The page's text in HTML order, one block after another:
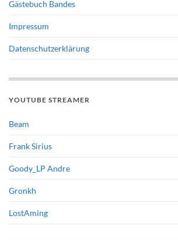
Gästebuch Bandes
Impressum
Datenschutzerklärung
YOUTUBE STREAMER
Beam
Frank Sirius
Goody_LP Andre
Gronkh
LostAming